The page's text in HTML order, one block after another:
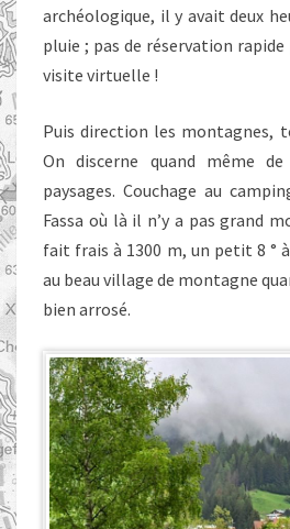
archéologique, il y avait deux
pluie ; pas de réservation
visite virtuelle !
Puis direction les montagnes,
On discerne quand même
paysages. Couchage au
Fassa où là il n’y a pas grand
fait frais à 1300 m, un petit 8 °
au beau village de montagne
bien arrosé.